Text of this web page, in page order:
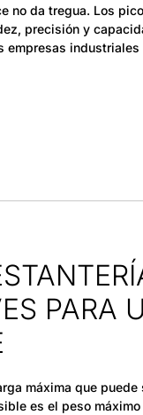
no da tregua. Los
precisión y
empresas
PARA
máxima que
es el peso